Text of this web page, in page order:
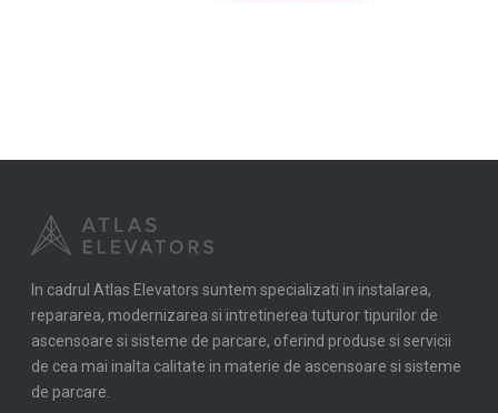
In cadrul Atlas Elevators suntem specializati in instalarea,
repararea, modernizarea si intretinerea tuturor tipurilor de
ascensoare si sisteme de parcare, oferind produse si servicii
de cea mai inalta calitate in materie de ascensoare si sisteme
de parcare.